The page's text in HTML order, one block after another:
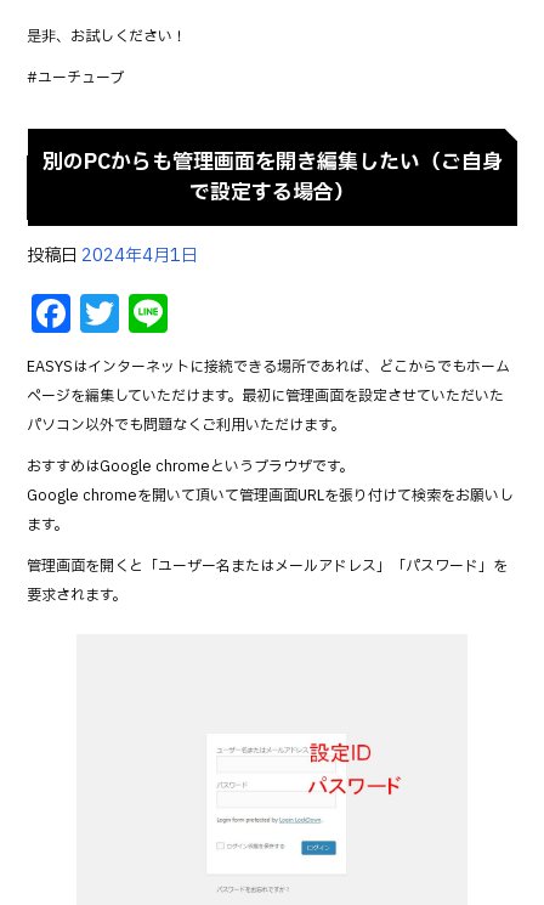
是非、お試しください！
#ユーチューブ
別のPCからも管理画面を開き編集したい（ご自身
で設定する場合）
投稿日 2024年4月1日
F
a
c
e
b
o
o
k
T
w
it
te
r
n
e
EASYSはインターネットに接続できる場所であれば、どこからでもホーム
ページを編集していただけます。最初に管理画面を設定させていただいた
パソコン以外でも問題なくご利用いただけます。
おすすめはGoogle chromeというブラウザです。
Google chromeを開いて頂いて管理画面URLを張り付けて検索をお願いし
ます。
管理画面を開くと「ユーザー名またはメールアドレス」「パスワード」を
要求されます。